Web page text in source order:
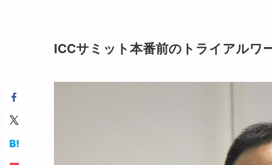
ICCサミット本番前のトライアルワ